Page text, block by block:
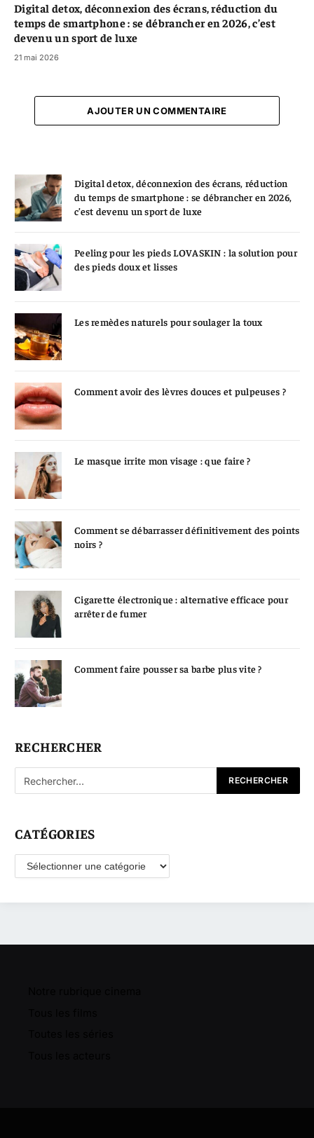
Digital detox, déconnexion des écrans, réduction du
temps de smartphone : se débrancher en 2026, c’est
devenu un sport de luxe
21 mai 2026
AJOUTER UN COMMENTAIRE
Digital detox, déconnexion des écrans, réduction
du temps de smartphone : se débrancher en 2026,
c’est devenu un sport de luxe
Peeling pour les pieds LOVASKIN : la solution pour
des pieds doux et lisses
Les remèdes naturels pour soulager la toux
Comment avoir des lèvres douces et pulpeuses ?
Le masque irrite mon visage : que faire ?
Comment se débarrasser définitivement des points
noirs ?
Cigarette électronique : alternative efficace pour
arrêter de fumer
Comment faire pousser sa barbe plus vite ?
RECHERCHER
CATÉGORIES
Catégories